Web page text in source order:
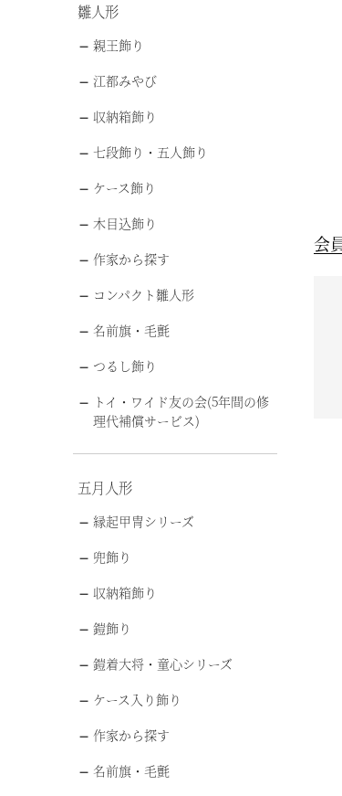
雛人形
親王飾り
江都みやび
収納箱飾り
七段飾り・五人飾り
ケース飾り
木目込飾り
作家から探す
コンパクト雛人形
名前旗・毛氈
つるし飾り
トイ・ワイド友の会(5年間の修
理代補償サービス)
五月人形
縁起甲冑シリーズ
兜飾り
収納箱飾り
鎧飾り
鎧着大将・童心シリーズ
ケース入り飾り
作家から探す
名前旗・毛氈
会